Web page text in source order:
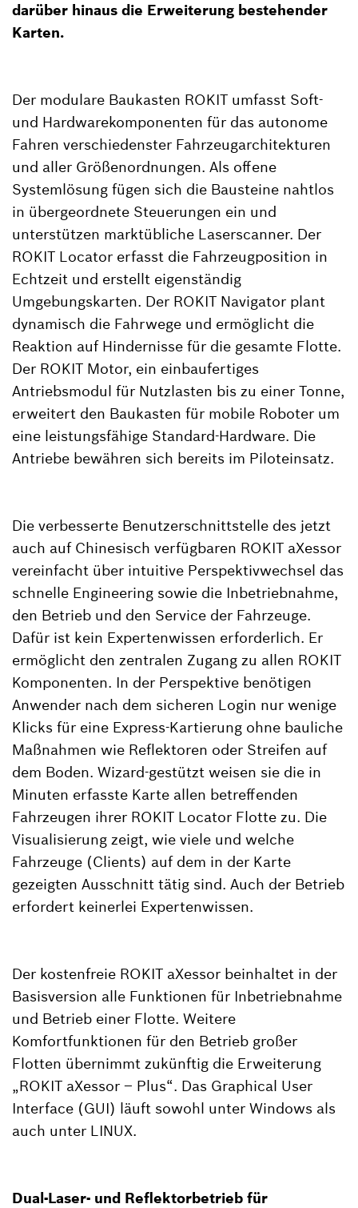
darüber hinaus die Erweiterung bestehender
Karten.
Der modulare Baukasten ROKIT umfasst Soft-
und Hardwarekomponenten für das autonome
Fahren verschiedenster Fahrzeugarchitekturen
und aller Größenordnungen. Als offene
Systemlösung fügen sich die Bausteine nahtlos
in übergeordnete Steuerungen ein und
unterstützen marktübliche Laserscanner. Der
ROKIT Locator erfasst die Fahrzeugposition in
Echtzeit und erstellt eigenständig
Umgebungskarten. Der ROKIT Navigator plant
dynamisch die Fahrwege und ermöglicht die
Reaktion auf Hindernisse für die gesamte Flotte.
Der ROKIT Motor, ein einbaufertiges
Antriebsmodul für Nutzlasten bis zu einer Tonne,
erweitert den Baukasten für mobile Roboter um
eine leistungsfähige Standard-Hardware. Die
Antriebe bewähren sich bereits im Piloteinsatz.
Die verbesserte Benutzerschnittstelle des jetzt
auch auf Chinesisch verfügbaren ROKIT aXessor
vereinfacht über intuitive Perspektivwechsel das
schnelle Engineering sowie die Inbetriebnahme,
den Betrieb und den Service der Fahrzeuge.
Dafür ist kein Expertenwissen erforderlich. Er
ermöglicht den zentralen Zugang zu allen ROKIT
Komponenten. In der Perspektive benötigen
Anwender nach dem sicheren Login nur wenige
Klicks für eine Express-Kartierung ohne bauliche
Maßnahmen wie Reflektoren oder Streifen auf
dem Boden. Wizard-gestützt weisen sie die in
Minuten erfasste Karte allen betreffenden
Fahrzeugen ihrer ROKIT Locator Flotte zu. Die
Visualisierung zeigt, wie viele und welche
Fahrzeuge (Clients) auf dem in der Karte
gezeigten Ausschnitt tätig sind. Auch der Betrieb
erfordert keinerlei Expertenwissen.
Der kostenfreie ROKIT aXessor beinhaltet in der
Basisversion alle Funktionen für Inbetriebnahme
und Betrieb einer Flotte. Weitere
Komfortfunktionen für den Betrieb großer
Flotten übernimmt zukünftig die Erweiterung
„ROKIT aXessor – Plus“. Das Graphical User
Interface (GUI) läuft sowohl unter Windows als
auch unter LINUX.
Dual-Laser- und Reflektorbetrieb für